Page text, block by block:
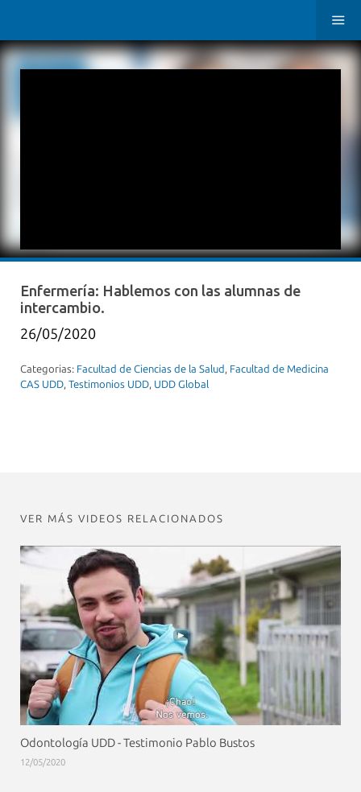
Enfermería: Hablemos con las alumnas de
intercambio.
26/05/2020
Categorias: Facultad de Ciencias de la Salud , Facultad de Medicina
CAS UDD, Testimonios UDD, UDD Global
VER MÁS VIDEOS RELACIONADOS
Odontología UDD - Testimonio Pablo Bustos
12/05/2020